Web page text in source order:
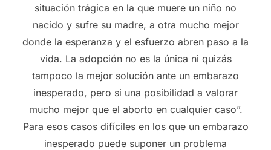
situación trágica en la que muere un niño no
nacido y sufre su madre, a otra mucho mejor
donde la esperanza y el esfuerzo abren paso a la
vida. La adopción no es la única ni quizás
tampoco la mejor solución ante un embarazo
inesperado, pero si una posibilidad a valorar
mucho mejor que el aborto en cualquier caso”.
Para esos casos difíciles en los que un embarazo
inesperado puede suponer un problema